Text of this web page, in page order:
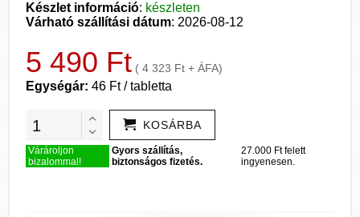
Készlet információ: készleten
Várható szállítási dátum: 2026-08-12
5 490 Ft ( 4 323 Ft + ÁFA)
Egységár: 46 Ft / tabletta
KOSÁRBA
Várároljon
bizalommal!
Gyors szállítás,
biztonságos fizetés.
27.000 Ft felett
ingyenesen.